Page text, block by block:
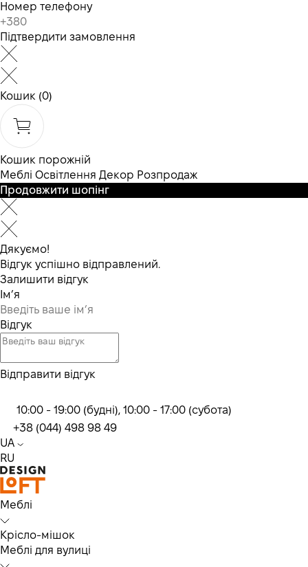
Номер телефону
Підтвердити замовлення
Кошик (0)
Кошик порожній
Меблі Освітлення Декор Розпродаж
Продовжити шопінг
Дякуємо!
Відгук успішно відправлений.
Залишити відгук
Ім’я
Відгук
Відправити відгук
10:00 - 19:00 (будні), 10:00 - 17:00 (субота)
+38 (044) 498 98 49
UA
RU
Меблі
Крісло-мішок
Меблі для вулиці